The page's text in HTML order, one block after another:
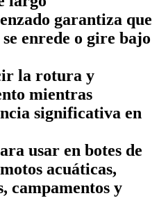
garantiza que
enrede o gire bajo
la rotura y
mientras
significativa en
usar en botes de
acuáticas,
campamentos y